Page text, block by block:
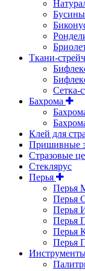
Ткани-стрейч
Сетка-
Бахрома
Клей для
Пришивные
Cтразовые
Стеклярус
Перья
Перья
Перья
Перья
Перья
Перья
Перья